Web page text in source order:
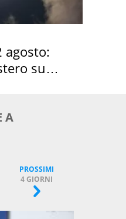
agosto:
su